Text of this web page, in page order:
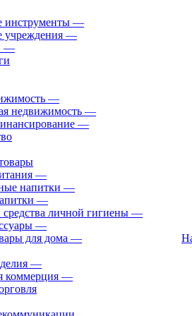
инструменты —
—
—
—
недвижимость —
—
—
напитки —
—
личной гигиены —
—
для дома —
—
коммерция —